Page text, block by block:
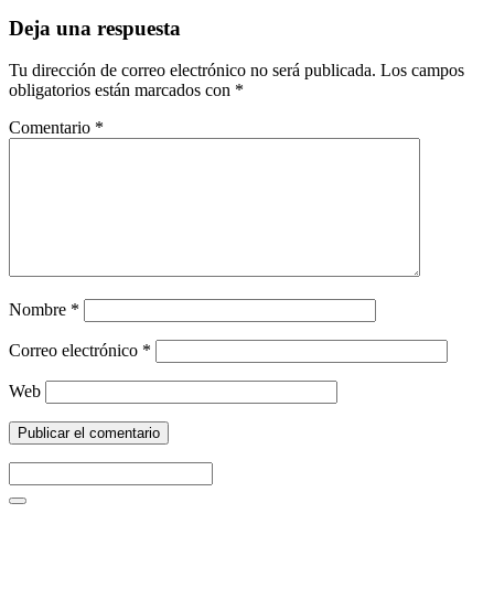
Deja una respuesta
Tu dirección de correo electrónico no será publicada. Los campos
obligatorios están marcados con *
Comentario *
Nombre *
Correo electrónico *
Web